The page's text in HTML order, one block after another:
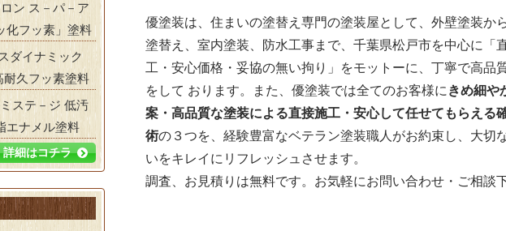
優塗装は、住まいの塗替え専門の塗装屋として、外壁塗装か
塗替え、室内塗装、防水工事まで、千葉県松戸市を中心に「
工・安心価格・妥協の無い拘り」をモットーに、丁寧で高品
をして おります。また、優塗装では全てのお客様に きめ細や
案・高品質な塗装による直接施工・安心して任せてもらえる
術の３つを、経験豊富なベテラン塗装職人がお約束し、大切
いをキレイにリフレッシュさせます。
調査、お見積りは無料です。お気軽にお問い合わせ・ご相談
ン ス－パ－ア
化フッ素」塗料
ダイナミック
久フッ素塗料
ステ－ジ 低汚
エナメル塗料
詳細はコチラ